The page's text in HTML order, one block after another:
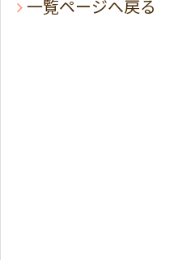
一覧ページへ戻る